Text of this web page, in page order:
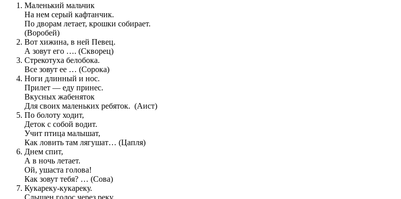
Маленький мальчик
На нем серый кафтанчик.
По дворам летает, крошки собирает.
(Воробей)
Вот хижина, в ней Певец.
А зовут его …. (Скворец)
Стрекотуха белобока.
Все зовут ее … (Сорока)
Ноги длинный и нос.
Прилет — еду принес.
Вкусных жабеняток
Для своих маленьких ребяток. (Аист)
По болоту ходит,
Деток с собой водит.
Учит птица малышат,
Как ловить там лягушат… (Цапля)
Днем спит,
А в ночь летает.
Ой, ушаста голова!
Как зовут тебя? … (Сова)
Кукареку-кукареку.
Слышен голос через реку.